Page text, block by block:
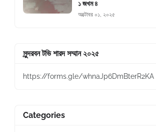
১ জখম ৪
অক্টোবর ০১, ২০২৫
সুন্দরবন টভি শারদ সম্মান ২০২৫
https://forms.gle/whnaJp6DmBterR2KA
Categories